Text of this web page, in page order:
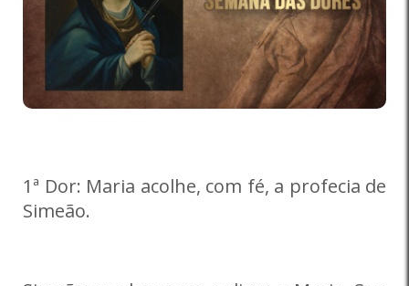
1ª Dor: Maria acolhe, com fé, a profecia de
Simeão.